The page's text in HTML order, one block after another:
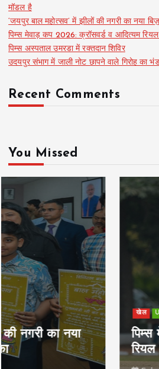
मॉडल है
‘जयपुर बाल महोत्सव’ में झीलों की नगरी का नया
पिम्स मेवाड़ कप 2026: क्रॉसवर्ड व आदित्यम
पिम्स अस्पताल उमरडा में रक्तदान शिविर
उदयपुर संभाग में जाली नोट छापने वाले गिरोह का
Recent Comments
You Missed
खेल Udaipur
पिम्स मेवाड़ कप 2026:
रियल स्टेट्स ने मुकाबले जीते